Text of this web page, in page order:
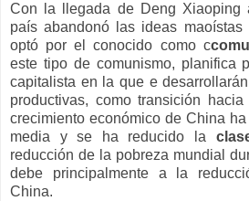
Con la llegada de Deng Xiaoping
país abandonó las ideas maoístas
optó por el conocido como c
este tipo de comunismo, planifica
capitalista en la que e
productivas, como transición
crecimiento económico de China
media y se ha reducido la
reducción de la pobreza mundial
debe principalmente a la
China.